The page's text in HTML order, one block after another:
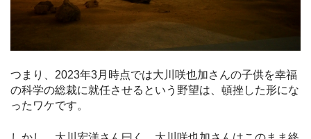
つまり、2023年3月時点では大川咲也加さんの子供を幸福
の科学の総裁に就任させるという野望は、頓挫した形にな
ったワケです。